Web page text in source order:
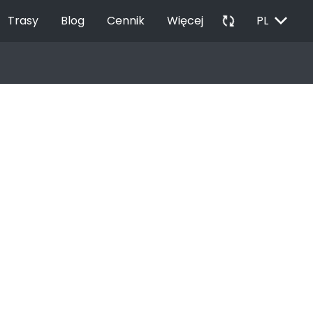
Trasy Blog Cennik Więcej autorenew PL EXPAND_MORE